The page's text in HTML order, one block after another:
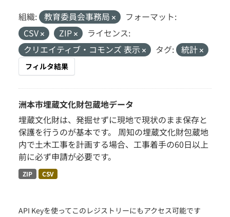
組織: 教育委員会事務局
フォーマット:
CSV
ZIP
ライセンス:
クリエイティブ・コモンズ 表示
タグ: 統計
フィルタ結果
洲本市埋蔵文化財包蔵地データ
埋蔵文化財は、発掘せずに現地で現状のまま保存と
保護を行うのが基本です。 周知の埋蔵文化財包蔵地
内で土木工事を計画する場合、工事着手の60日以上
前に必ず申請が必要です。
ZIP CSV
API Keyを使ってこのレジストリーにもアクセス可能です